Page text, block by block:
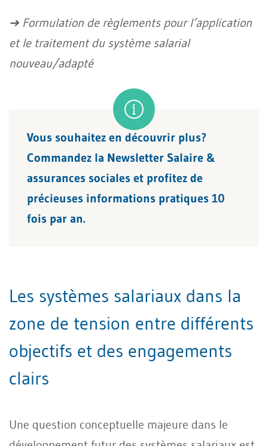
➔ Formulation de règlements pour l’application
et le traitement du système salarial
nouveau/adapté
Vous souhaitez en découvrir plus?
Commandez la Newsletter Salaire &
assurances sociales et profitez de
précieuses informations pratiques 10
fois par an.
Les systèmes salariaux dans la
zone de tension entre différents
objectifs et des engagements
clairs
Une question conceptuelle majeure dans le